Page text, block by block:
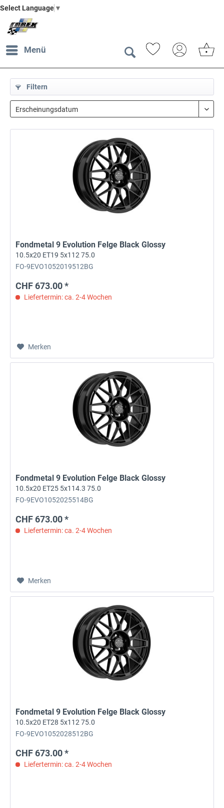
Select Language ▼
Menü
Filtern
Fondmetal 9 Evolution Felge Black Glossy
10.5x20 ET19 5x112 75.0
FO-9EVO1052019512BG
CHF 673.00 *
Liefertermin: ca. 2-4 Wochen
Merken
Fondmetal 9 Evolution Felge Black Glossy
10.5x20 ET25 5x114.3 75.0
FO-9EVO1052025514BG
CHF 673.00 *
Liefertermin: ca. 2-4 Wochen
Merken
Fondmetal 9 Evolution Felge Black Glossy
10.5x20 ET28 5x112 75.0
FO-9EVO1052028512BG
CHF 673.00 *
Liefertermin: ca. 2-4 Wochen